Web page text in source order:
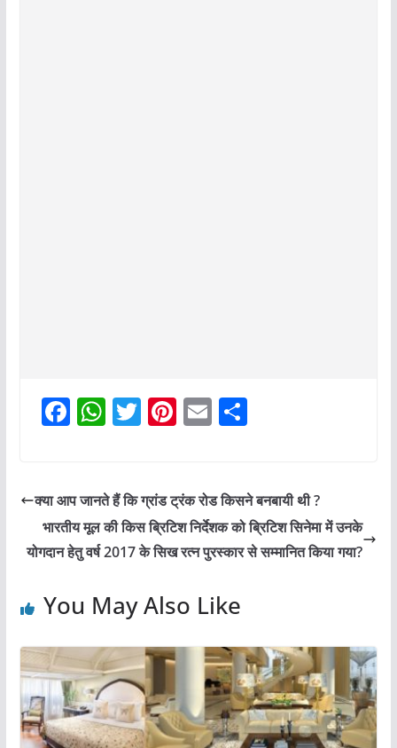
F
e
b
o
k
W
s
A
p
T
er
Pi
e
st
E
l
S
e
क्या आप जानते हैं कि ग्रांड ट्रंक रोड किसने बनबायी थी ?
भारतीय मूल की किस ब्रिटिश निर्देशक को ब्रिटिश सिनेमा में उनके
योगदान हेतु वर्ष 2017 के सिख रत्न पुरस्कार से सम्मानित किया गया?
You May Also Like